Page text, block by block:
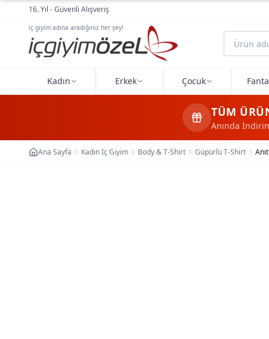
Ana içeriğe geç16. Yıl - Güvenli Alışveriş
iç giyim adına aradığınız her şey!
Kadın Erkek Çocuk
TÜM
Anında
Ana Sayfa Kadın İç Giyim Body & T-Shirt Güpürlü T-Shirt